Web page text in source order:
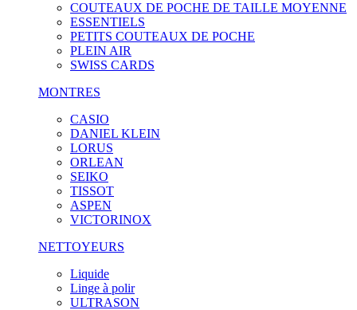
COUTEAUX DE POCHE DE TAILLE MOYENNE
ESSENTIELS
PETITS COUTEAUX DE POCHE
PLEIN AIR
SWISS CARDS
MONTRES
CASIO
DANIEL KLEIN
LORUS
ORLEAN
SEIKO
TISSOT
ASPEN
VICTORINOX
NETTOYEURS
Liquide
Linge à polir
ULTRASON